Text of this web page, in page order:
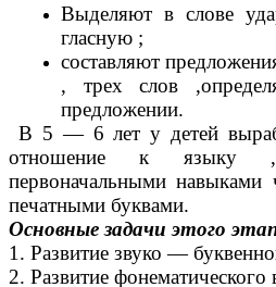
Выделяют в слове
гласную ;
составляют
, трех слов
предложении.
В 5 — 6 лет у детей
отношение к языку ,
первоначальными навыками
печатными буквами.
Основные задачи этого
1. Развитие звуко —
2. Развитие фонематического